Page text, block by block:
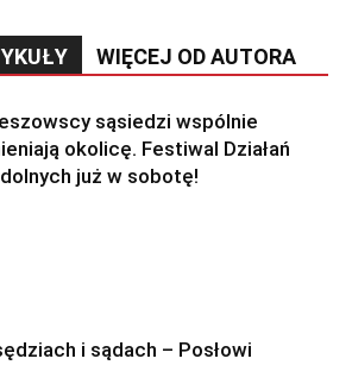
WIĘCEJ OD AUTORA
sąsiedzi wspólnie
okolicę. Festiwal Działań
już w sobotę!
i sądach – Posłowi